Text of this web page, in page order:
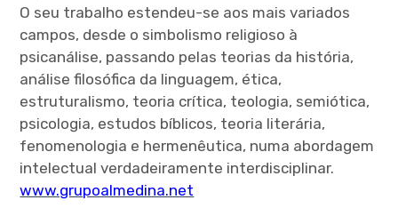
O seu trabalho estendeu-se aos mais variados
campos, desde o simbolismo religioso à
psicanálise, passando pelas teorias da história,
análise filosófica da linguagem, ética,
estruturalismo, teoria crítica, teologia, semiótica,
psicologia, estudos bíblicos, teoria literária,
fenomenologia e hermenêutica, numa abordagem
intelectual verdadeiramente interdisciplinar.
www.grupoalmedina.net